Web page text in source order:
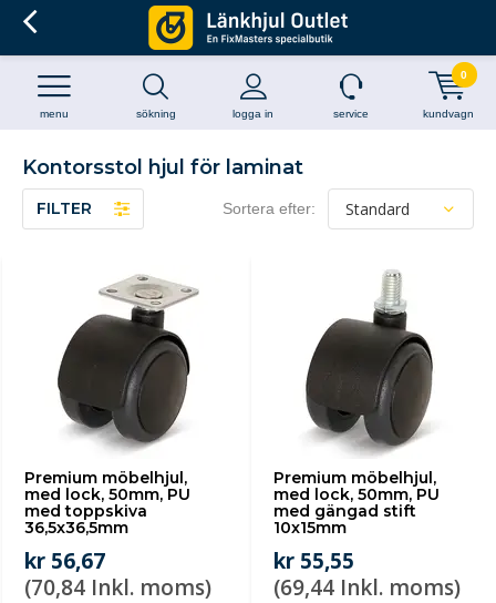
sökning logga in
menu service kundvagn
0
Kontorsstol hjul för laminat
FILTER Sortera efter:
Premium möbelhjul,
med lock, 50mm, PU
med toppskiva
36,5x36,5mm
kr 56,67
(70,84 Inkl. moms)
Premium möbelhjul,
med lock, 50mm, PU
med gängad stift
10x15mm
kr 55,55
(69,44 Inkl. moms)